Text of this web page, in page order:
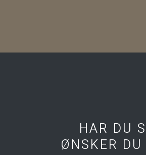
HAR DU
​ØNSKER